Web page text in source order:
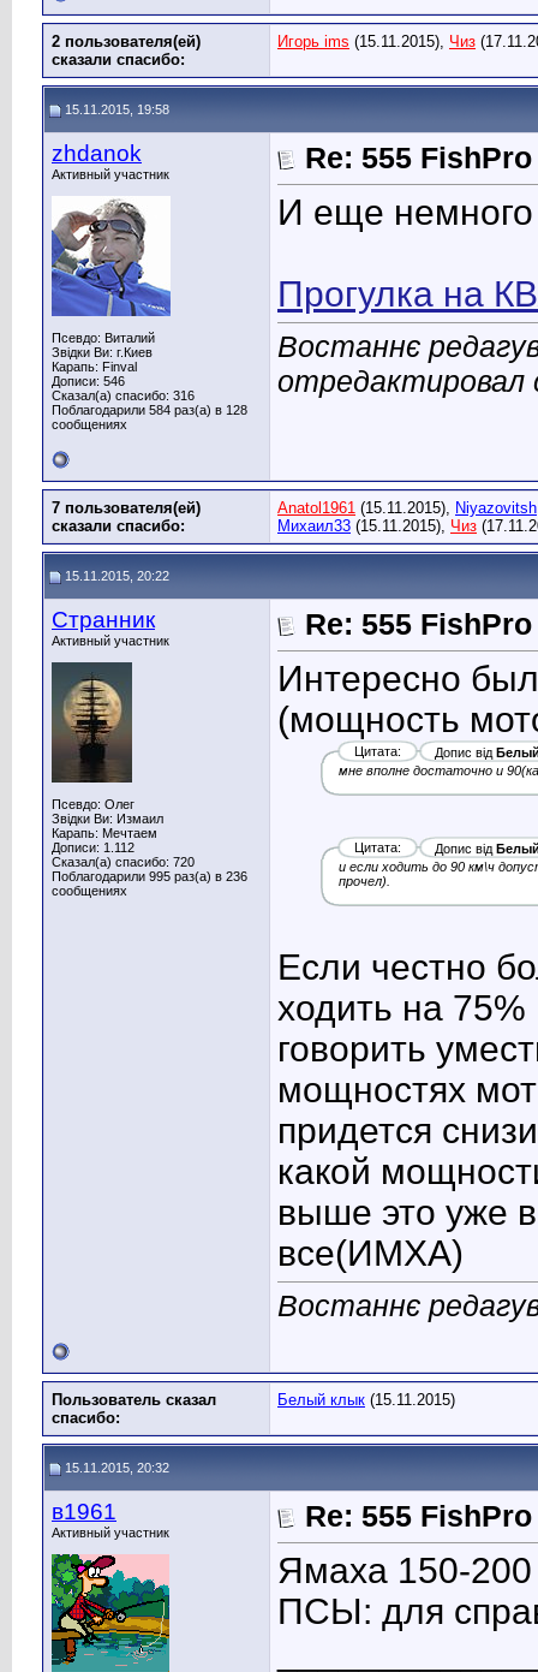
2 пользователя(ей)
сказали cпасибо:
Игорь ims (15.11.2015), Чиз
15.11.2015, 19:58
zhdanok
Активный участник
Псевдо: Виталий
Звідки Ви: г.Киев
Карапь: Finval
Дописи: 546
Сказал(а) спасибо: 316
Поблагодарили 584 раз(а) в 128
сообщениях
Re: 555 FishPro
И еще немного
Прогулка на
Востаннє
отредактировал
7 пользователя(ей)
сказали cпасибо:
Anatol1961 (15.11.2015), Niyazovitsh
Михаил33 (15.11.2015), Чиз
15.11.2015, 20:22
Странник
Активный участник
Псевдо: Олег
Звідки Ви: Измаил
Карапь: Мечтаем
Дописи: 1.112
Сказал(а) спасибо: 720
Поблагодарили 995 раз(а) в 236
сообщениях
Re: 555 FishPro
Интересно
(мощность
Цитата: Допис від
мне вполне достаточно и
Цитата: Допис від
и если ходить до 90 км\ч
прочел).
Если честно
ходить на
говорить
мощностях
придется
какой
выше это уже
все(ИМХА)
Востаннє
Пользователь сказал
cпасибо:
Белый клык (15.11.2015)
15.11.2015, 20:32
в1961
Активный участник Re: 555 FishPro
Ямаха 150-
ПСЫ: для